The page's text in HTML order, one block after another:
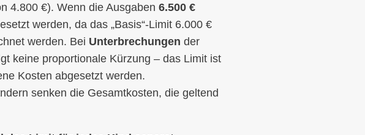
4.800 €). Wenn die Ausgaben 6.500 €
werden, da das „Basis“-Limit 6.000 €
werden. Bei Unterbrechungen der
keine proportionale Kürzung – das Limit ist
Kosten abgesetzt werden.
senken die Gesamtkosten, die geltend